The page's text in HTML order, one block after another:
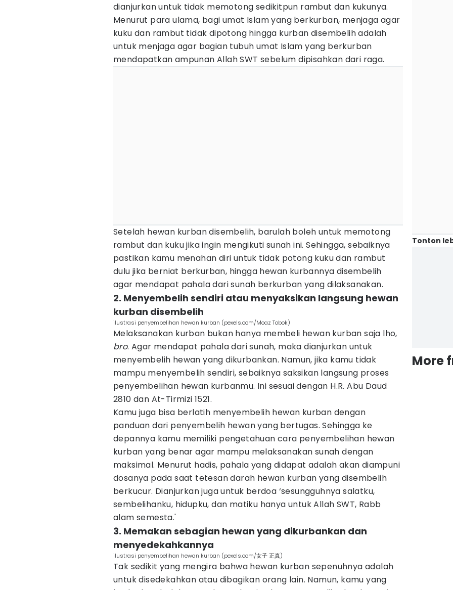
dianjurkan untuk tidak memotong sedikitpun rambut dan kukunya.
Menurut para ulama, bagi umat Islam yang berkurban, menjaga agar
kuku dan rambut tidak dipotong hingga kurban disembelih adalah
untuk menjaga agar bagian tubuh umat Islam yang berkurban
mendapatkan ampunan Allah SWT sebelum dipisahkan dari raga.
Setelah hewan kurban disembelih, barulah boleh untuk memotong
rambut dan kuku jika ingin mengikuti sunah ini. Sehingga, sebaiknya
pastikan kamu menahan diri untuk tidak potong kuku dan rambut
dulu jika berniat berkurban, hingga hewan kurbannya disembelih
agar mendapat pahala dari sunah berkurban yang dilaksanakan.
2. Menyembelih sendiri atau menyaksikan langsung hewan
kurban disembelih
ilustrasi penyembelihan hewan kurban (pexels.com/Moaz Tobok)
Melaksanakan kurban bukan hanya membeli hewan kurban saja lho,
bro. Agar mendapat pahala dari sunah, maka dianjurkan untuk
menyembelih hewan yang dikurbankan. Namun, jika kamu tidak
mampu menyembelih sendiri, sebaiknya saksikan langsung proses
penyembelihan hewan kurbanmu. Ini sesuai dengan H.R. Abu Daud
2810 dan At-Tirmizi 1521.
Kamu juga bisa berlatih menyembelih hewan kurban dengan
panduan dari penyembelih hewan yang bertugas. Sehingga ke
depannya kamu memiliki pengetahuan cara penyembelihan hewan
kurban yang benar agar mampu melaksanakan sunah dengan
maksimal. Menurut hadis, pahala yang didapat adalah akan diampuni
dosanya pada saat tetesan darah hewan kurban yang disembelih
berkucur. Dianjurkan juga untuk berdoa ‘sesungguhnya salatku,
sembelihanku, hidupku, dan matiku hanya untuk Allah SWT, Rabb
alam semesta.'
3. Memakan sebagian hewan yang dikurbankan dan
menyedekahkannya
ilustrasi penyembelihan hewan kurban (pexels.com/女子 正真)
Tak sedikit yang mengira bahwa hewan kurban sepenuhnya adalah
untuk disedekahkan atau dibagikan orang lain. Namun, kamu yang
Tonton
More